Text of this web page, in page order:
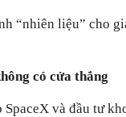
“nhiên liệu” cho
có cửa thắng
và đầu tư